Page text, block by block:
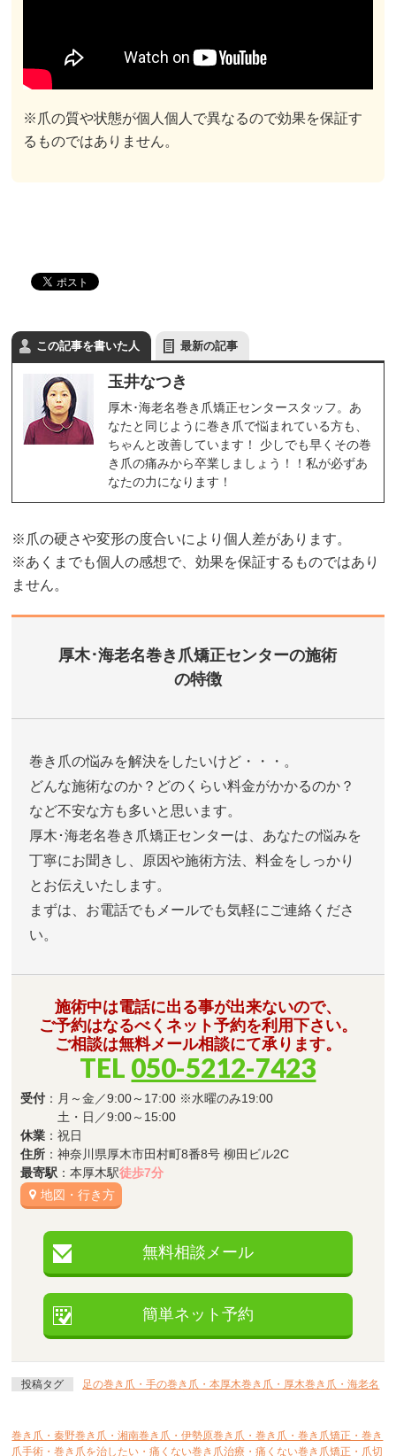
※爪の質や状態が個人個人で異なるので効果を保証す
るものではありません。
この記事を書いた人 最新の記事
玉井なつき
厚木･海老名巻き爪矯正センタースタッフ。あ
なたと同じように巻き爪で悩まれている方も、
ちゃんと改善しています！ 少しでも早くその巻
き爪の痛みから卒業しましょう！！私が必ずあ
なたの力になります！
※爪の硬さや変形の度合いにより個人差があります。
※あくまでも個人の感想で、効果を保証するものではあり
ません。
厚木･海老名巻き爪矯正センターの施術
の特徴
巻き爪の悩みを解決をしたいけど・・・。
どんな施術なのか？どのくらい料金がかかるのか？
など不安な方も多いと思います。
厚木･海老名巻き爪矯正センターは、あなたの悩みを
丁寧にお聞きし、原因や施術方法、料金をしっかり
とお伝えいたします。
まずは、お電話でもメールでも気軽にご連絡くださ
い。
施術中は電話に出る事が出来ないので、
ご予約はなるべくネット予約を利用下さい。
ご相談は無料メール相談にて承ります。
TEL 050-5212-7423
受付 ：月～金／9:00～17:00 ※水曜のみ19:00
土・日／9:00～15:00
休業 ：祝日
住所 ：神奈川県厚木市田村町8番8号 柳田ビル2C
最寄駅 ：本厚木駅徒歩7分
地図・行き方
無料相談メール
簡単ネット予約
投稿タグ 足の巻き爪・手の巻き爪・本厚木巻き爪・厚木巻き爪・海老名
巻き爪・秦野巻き爪・湘南巻き爪・伊勢原巻き爪・巻き爪・巻き爪矯正・巻き
爪手術・巻き爪を治したい・痛くない巻き爪治療・痛くない巻き爪矯正・爪切